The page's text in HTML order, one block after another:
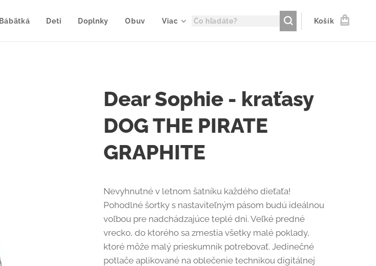
Bábätká Deti Doplnky Obuv Viac Košík
Dear Sophie - kraťasy
DOG THE PIRATE
GRAPHITE
Nevyhnutné v letnom šatníku každého dieťaťa!
Pohodlné šortky s nastaviteľným pásom budú ideálnou
voľbou pre nadchádzajúce teplé dni. Veľké predné
vrecko, do ktorého sa zmestia všetky malé poklady,
ktoré môže malý prieskumník potrebovať. Jedinečné
potlače aplikované na oblečenie technikou digitálnej